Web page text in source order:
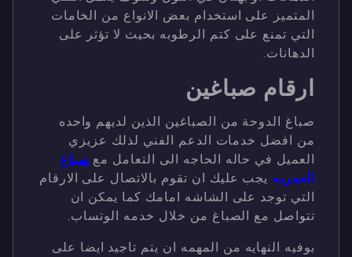
المتميز على استخدام بعض الانواع من الخامات
التي تمنع على كتم الرطوبه بحيث لا تؤثر على
الدهانات.
ارقام صباغين
صباغ الدوحة من الصباغين الذين لديهم واحده
من افضل خدمات الدعم الفني لذلك عزيزي
العميل في حاله الحاجه الى التعامل معصباغ
العمريهيجب عليك ان تقوم بالاتصال على الارقام
التي توجد على الشاشه امامك كما يمكن ان
تتواصل مع الصباغ من خلال خدمه الوتساب.
بوفيه النهايه من المهمه ان يتم تاجيد ايضا على